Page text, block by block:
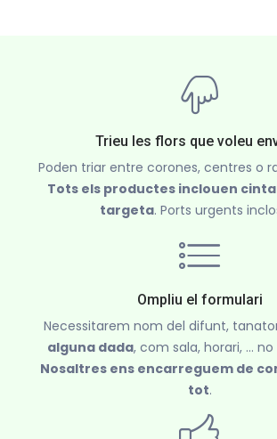
Trieu les flors que voleu
Poden triar entre corones, centres o
Tots els productes inclouen
targeta. Ports urgents
Ompliu el formulari
Necessitarem nom del difunt,
alguna dada, com sala, horari, ...
Nosaltres ens encarreguem de
tot.